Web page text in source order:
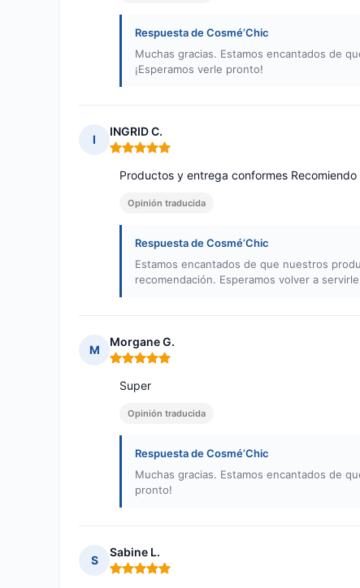
Respuesta de Cosmé’Chic
Muchas gracias. Estamos encantados de
¡Esperamos verle pronto!
I
INGRID C.
Nota: 5 de 5
Productos y entrega conformes Recomiendo
Opinión traducida
Respuesta de Cosmé’Chic
Estamos encantados de que nuestros
recomendación. Esperamos volver a
M
Morgane G.
Nota: 5 de 5
Super
Opinión traducida
Respuesta de Cosmé’Chic
Muchas gracias. Estamos encantados de
pronto!
S
Sabine L.
Nota: 5 de 5